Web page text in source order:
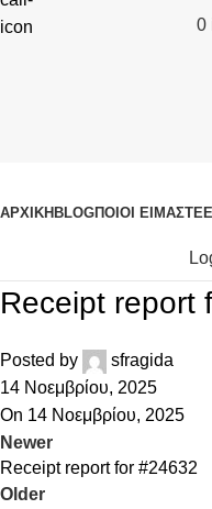
0
ΑΡΧΙΚΉ BLOGΠΟΙΟΊ ΕΊΜΑΣΤΕ
Receipt report
Posted by
sfragida
14 Νοεμβρίου, 2025
On 14 Νοεμβρίου, 2025
Newer
Receipt report for #24632
Older